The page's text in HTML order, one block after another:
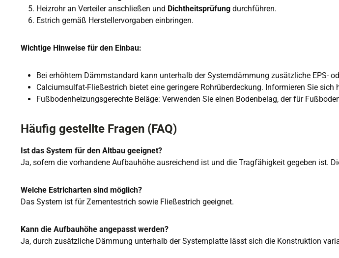
Heizrohr an Verteiler anschließen und Dichtheitsprüfung durchführen.
Estrich gemäß Herstellervorgaben einbringen.
Wichtige Hinweise für den Einbau:
Bei erhöhtem Dämmstandard kann unterhalb der Systemdämmung zusätzliche EPS-
Calciumsulfat-Fließestrich bietet eine geringere Rohrüberdeckung. Informieren Sie sich
Fußbodenheizungsgerechte Beläge: Verwenden Sie einen Bodenbelag, der für
Häufig gestellte Fragen (FAQ)
Ist das System für den Altbau geeignet?
Ja, sofern die vorhandene Aufbauhöhe ausreichend ist und die Tragfähigkeit gegeben ist.
Welche Estricharten sind möglich?
Das System ist für Zementestrich sowie Fließestrich geeignet.
Kann die Aufbauhöhe angepasst werden?
Ja, durch zusätzliche Dämmung unterhalb der Systemplatte lässt sich die Konstruktion